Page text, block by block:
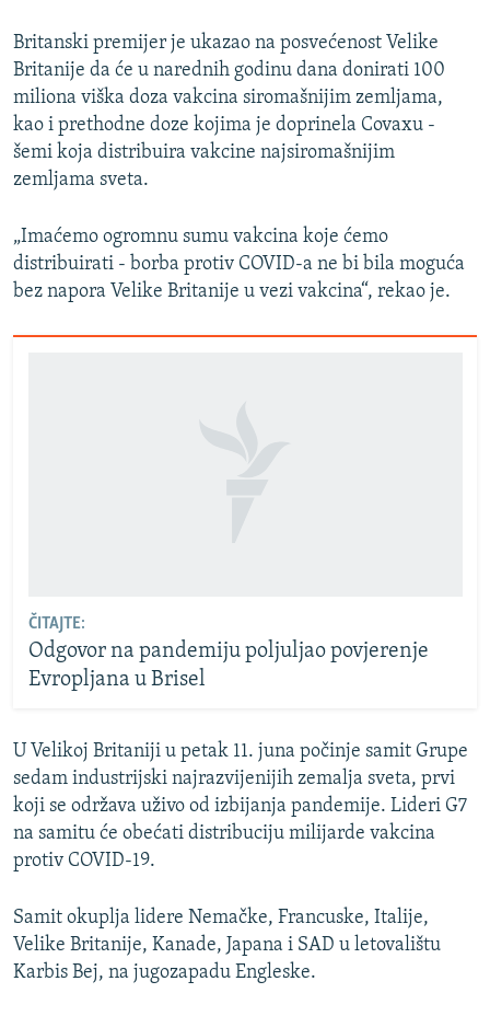
Britanski premijer je ukazao na posvećenost Velike
Britanije da će u narednih godinu dana donirati 100
miliona viška doza vakcina siromašnijim zemljama,
kao i prethodne doze kojima je doprinela Covaxu -
šemi koja distribuira vakcine najsiromašnijim
zemljama sveta.
„Imaćemo ogromnu sumu vakcina koje ćemo
distribuirati - borba protiv COVID-a ne bi bila moguća
bez napora Velike Britanije u vezi vakcina“, rekao je.
ČITAJTE:
Odgovor na pandemiju poljuljao povjerenje
Evropljana u Brisel
U Velikoj Britaniji u petak 11. juna počinje samit Grupe
sedam industrijski najrazvijenijih zemalja sveta, prvi
koji se održava uživo od izbijanja pandemije. Lideri G7
na samitu će obećati distribuciju milijarde vakcina
protiv COVID-19.
Samit okuplja lidere Nemačke, Francuske, Italije,
Velike Britanije, Kanade, Japana i SAD u letovalištu
Karbis Bej, na jugozapadu Engleske.